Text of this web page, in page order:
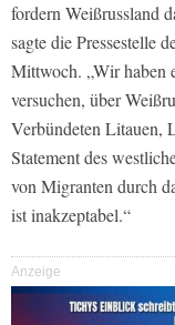
fordern Weißrussland
sagte die Pressestelle
Mittwoch. „Wir haben
versuchen, über
Verbündeten Litauen,
Statement des
von Migranten durch
ist inakzeptabel.“
Anzeige